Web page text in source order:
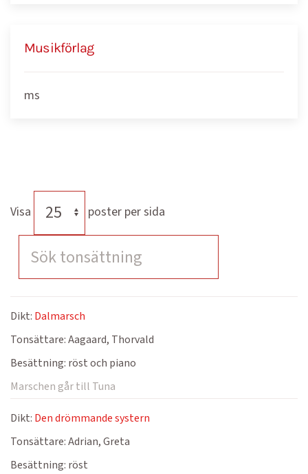
Musikförlag
ms
Visa poster per sida
Dikt: Dalmarsch
Tonsättare:Aagaard, Thorvald
Besättning: röst och piano
Marschen går till Tuna
Dikt: Den drömmande systern
Tonsättare:Adrian, Greta
Besättning: röst